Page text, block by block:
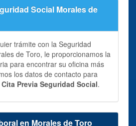
Social Morales de
trámite con la Seguridad
de Toro, le proporcionamos la
para encontrar su oficina más
los datos de contacto para
Cita Previa Seguridad Social.
en Morales de Toro